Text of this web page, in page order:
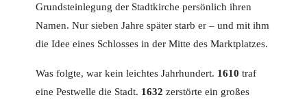
Grundsteinlegung der Stadtkirche persönlich ihren
Namen. Nur sieben Jahre später starb er – und mit ihm
die Idee eines Schlosses in der Mitte des Marktplatzes.
Was folgte, war kein leichtes Jahrhundert. 1610 traf
eine Pestwelle die Stadt. 1632 zerstörte ein großes